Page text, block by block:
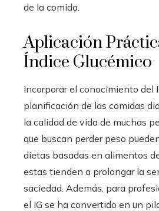
de la comida.
Aplicación
Índice Glucémico
Incorporar el conocimiento del
planificación de las comidas
la calidad de vida de muchas
que buscan perder peso
dietas basadas en alimentos
estas tienden a prolongar la
saciedad. Además, para
el IG se ha convertido en un